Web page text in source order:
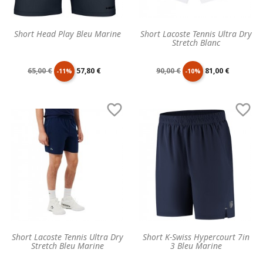
Short Head Play Bleu Marine
Prix
base
65,00 € -11% Prix
57,80 €
Short Lacoste Tennis Ultra Dry
Stretch Blanc
Prix
base
90,00 € -10% Prix
81,00 €
Short Lacoste Tennis Ultra Dry
Stretch Bleu Marine

Short K-Swiss Hypercourt 7in
3 Bleu Marine
